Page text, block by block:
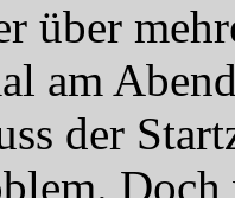
über
am
der